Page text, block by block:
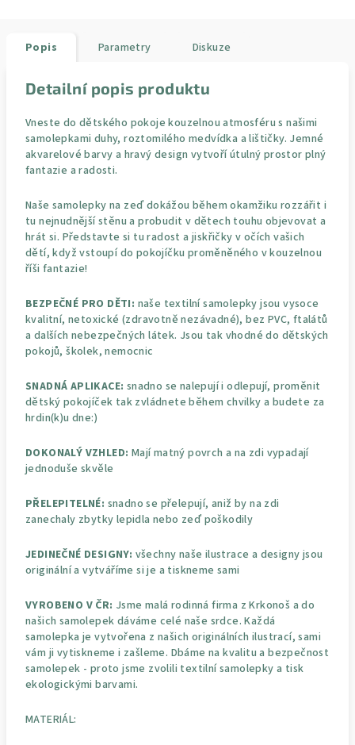
Popis Parametry Diskuze
Detailní popis produktu
Vneste do dětského pokoje kouzelnou atmosféru s našimi
samolepkami duhy, roztomilého medvídka a lištičky. Jemné
akvarelové barvy a hravý design vytvoří útulný prostor plný
fantazie a radosti.
Naše samolepky na zeď dokážou během okamžiku rozzářit i
tu nejnudnější stěnu a probudit v dětech touhu objevovat a
hrát si. Představte si tu radost a jiskřičky v očích vašich
dětí, když vstoupí do pokojíčku proměněného v kouzelnou
říši fantazie!
BEZPEČNÉ PRO DĚTI: naše textilní samolepky jsou vysoce
kvalitní, netoxické (zdravotně nezávadné), bez PVC, ftalátů
a dalších nebezpečných látek. Jsou tak vhodné do dětských
pokojů, školek, nemocnic
SNADNÁ APLIKACE: snadno se nalepují i odlepují, proměnit
dětský pokojíček tak zvládnete během chvilky a budete za
hrdin(k)u dne:)
DOKONALÝ VZHLED: Mají matný povrch a na zdi vypadají
jednoduše skvěle
PŘELEPITELNÉ: snadno se přelepují, aniž by na zdi
zanechaly zbytky lepidla nebo zeď poškodily
JEDINEČNÉ DESIGNY: všechny naše ilustrace a designy jsou
originální a vytváříme si je a tiskneme sami
VYROBENO V ČR: Jsme malá rodinná firma z Krkonoš a do
našich samolepek dáváme celé naše srdce. Každá
samolepka je vytvořena z našich originálních ilustrací, sami
vám ji vytiskneme i zašleme. Dbáme na kvalitu a bezpečnost
samolepek - proto jsme zvolili textilní samolepky a tisk
ekologickými barvami.
MATERIÁL: